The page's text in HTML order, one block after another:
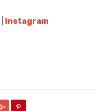
Instagram